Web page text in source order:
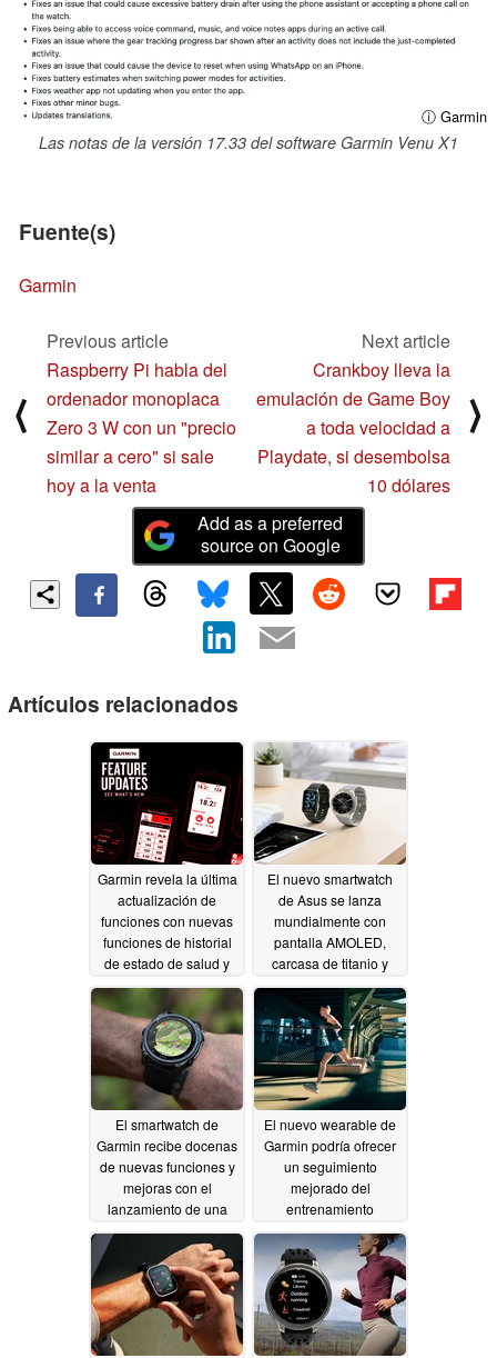
ⓘ Garmin
Las notas de la versión 17.33 del software Garmin Venu X1
Fuente(s)
Garmin
⟨
Previous article
Raspberry Pi habla del
ordenador monoplaca
Zero 3 W con un "precio
similar a cero" si sale
hoy a la venta
Next article
Crankboy lleva la
emulación de Game Boy
a toda velocidad a
Playdate, si desembolsa
10 dólares
⟩
Add as a preferred
source on Google
Artículos relacionados
Garmin revela la última
actualización de
funciones con nuevas
funciones de historial
de estado de salud y
modo de recuperación
06/03/2026
El nuevo smartwatch
de Asus se lanza
mundialmente con
pantalla AMOLED,
carcasa de titanio y
monitorización
continua de la salud
06/03/2026
El smartwatch de
Garmin recibe docenas
de nuevas funciones y
mejoras con el
lanzamiento de una
gran actualización
06/02/2026
El nuevo wearable de
Garmin podría ofrecer
un seguimiento
mejorado del
entrenamiento
06/02/2026